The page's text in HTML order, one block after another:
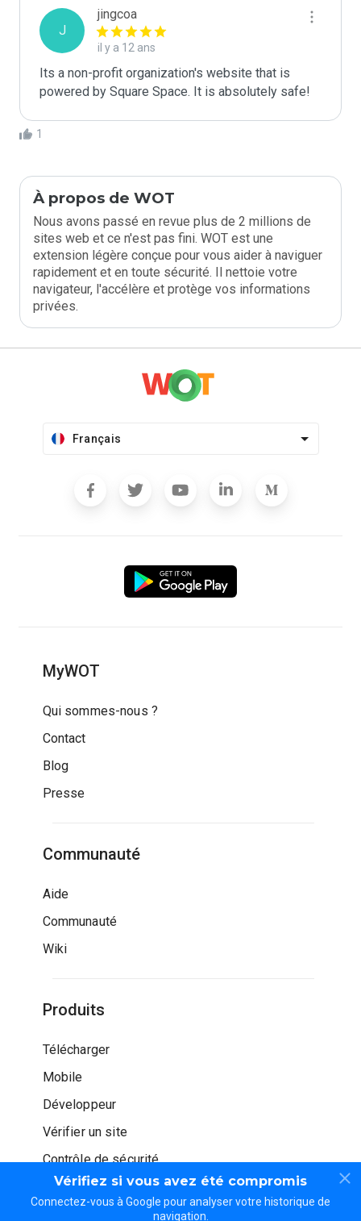
J
jingcoa
il y a 12 ans
Its a non-profit organization's website that is
powered by Square Space. It is absolutely safe!
1
Vérifiez si vous avez été compromis
Connectez-vous à Google pour analyser votre historique de
navigation.
À propos de WOT
Nous avons passé en revue plus de 2 millions de
sites web et ce n'est pas fini. WOT est une
extension légère conçue pour vous aider à naviguer
rapidement et en toute sécurité. Il nettoie votre
navigateur, l'accélère et protège vos informations
privées.
Français
MyWOT
Qui sommes-nous ?
Contact
Blog
Presse
Communauté
Aide
Communauté
Wiki
Produits
Télécharger
Mobile
Développeur
Vérifier un site
Contrôle de sécurité